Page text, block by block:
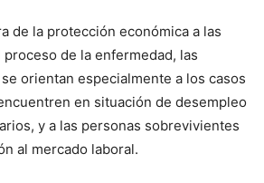
de la protección económica a las
de la enfermedad, las
orientan especialmente a los casos
en situación de desempleo
y a las personas sobrevivientes
al mercado laboral.